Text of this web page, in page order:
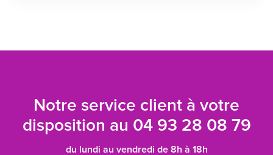
Notre service client à votre
disposition au 04 93 28 08 79
du lundi au vendredi de 8h à 18h